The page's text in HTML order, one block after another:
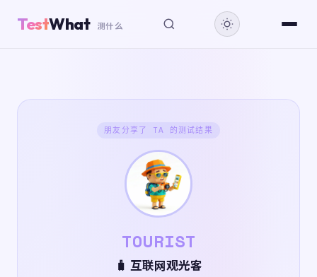
TestWhat 测什么
朋友分享了 TA 的测试结果
TOURIST
🧳 互联网观光客